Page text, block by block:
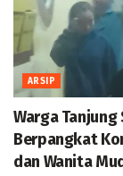
ARSIP
Warga Tanjung
Berpangkat
dan Wanita